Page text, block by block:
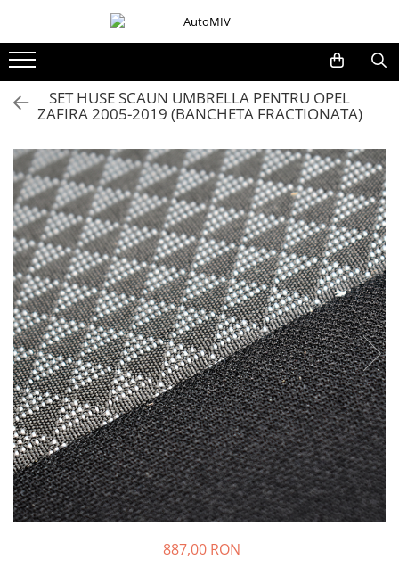
Oferta Saptamanii
Butoane
Bloc Lumini
Butoane Reglare Oglinzi
Seturi Butoane
Butoane Blocare/Deblocare
Buton Frana
Buton Clapeta Rezervor
Buton Portbagaj
Alte Butoane/Comutatoare
Butoane Semnalizare
Schimbatoare Viteze
Accesorii Auto
Accesorii Auto Exterior
Husa Auto / Prelata Auto
Paravanturi Auto / Deflectoare Aer
SET HUSE SCAUN UMBRELLA PENTRU OPEL
ZAFIRA 2005-2019 (BANCHETA FRACTIONATA)
887,00 RON